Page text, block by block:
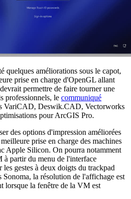
quelques améliorations sous le capot,
prise en charge d'OpenGL allant
permettre de faire tourner une
professionnels, le communiqué
VariCAD, Deswik.CAD, Vectorworks
pour ArcGIS Pro.
des options d'impression améliorées
prise en charge des machines
Apple Silicon. On pourra notamment
à partir du menu de l'interface
gestes à deux doigts du trackpad
Sonoma, la résolution de l'affichage est
lorsque la fenêtre de la VM est